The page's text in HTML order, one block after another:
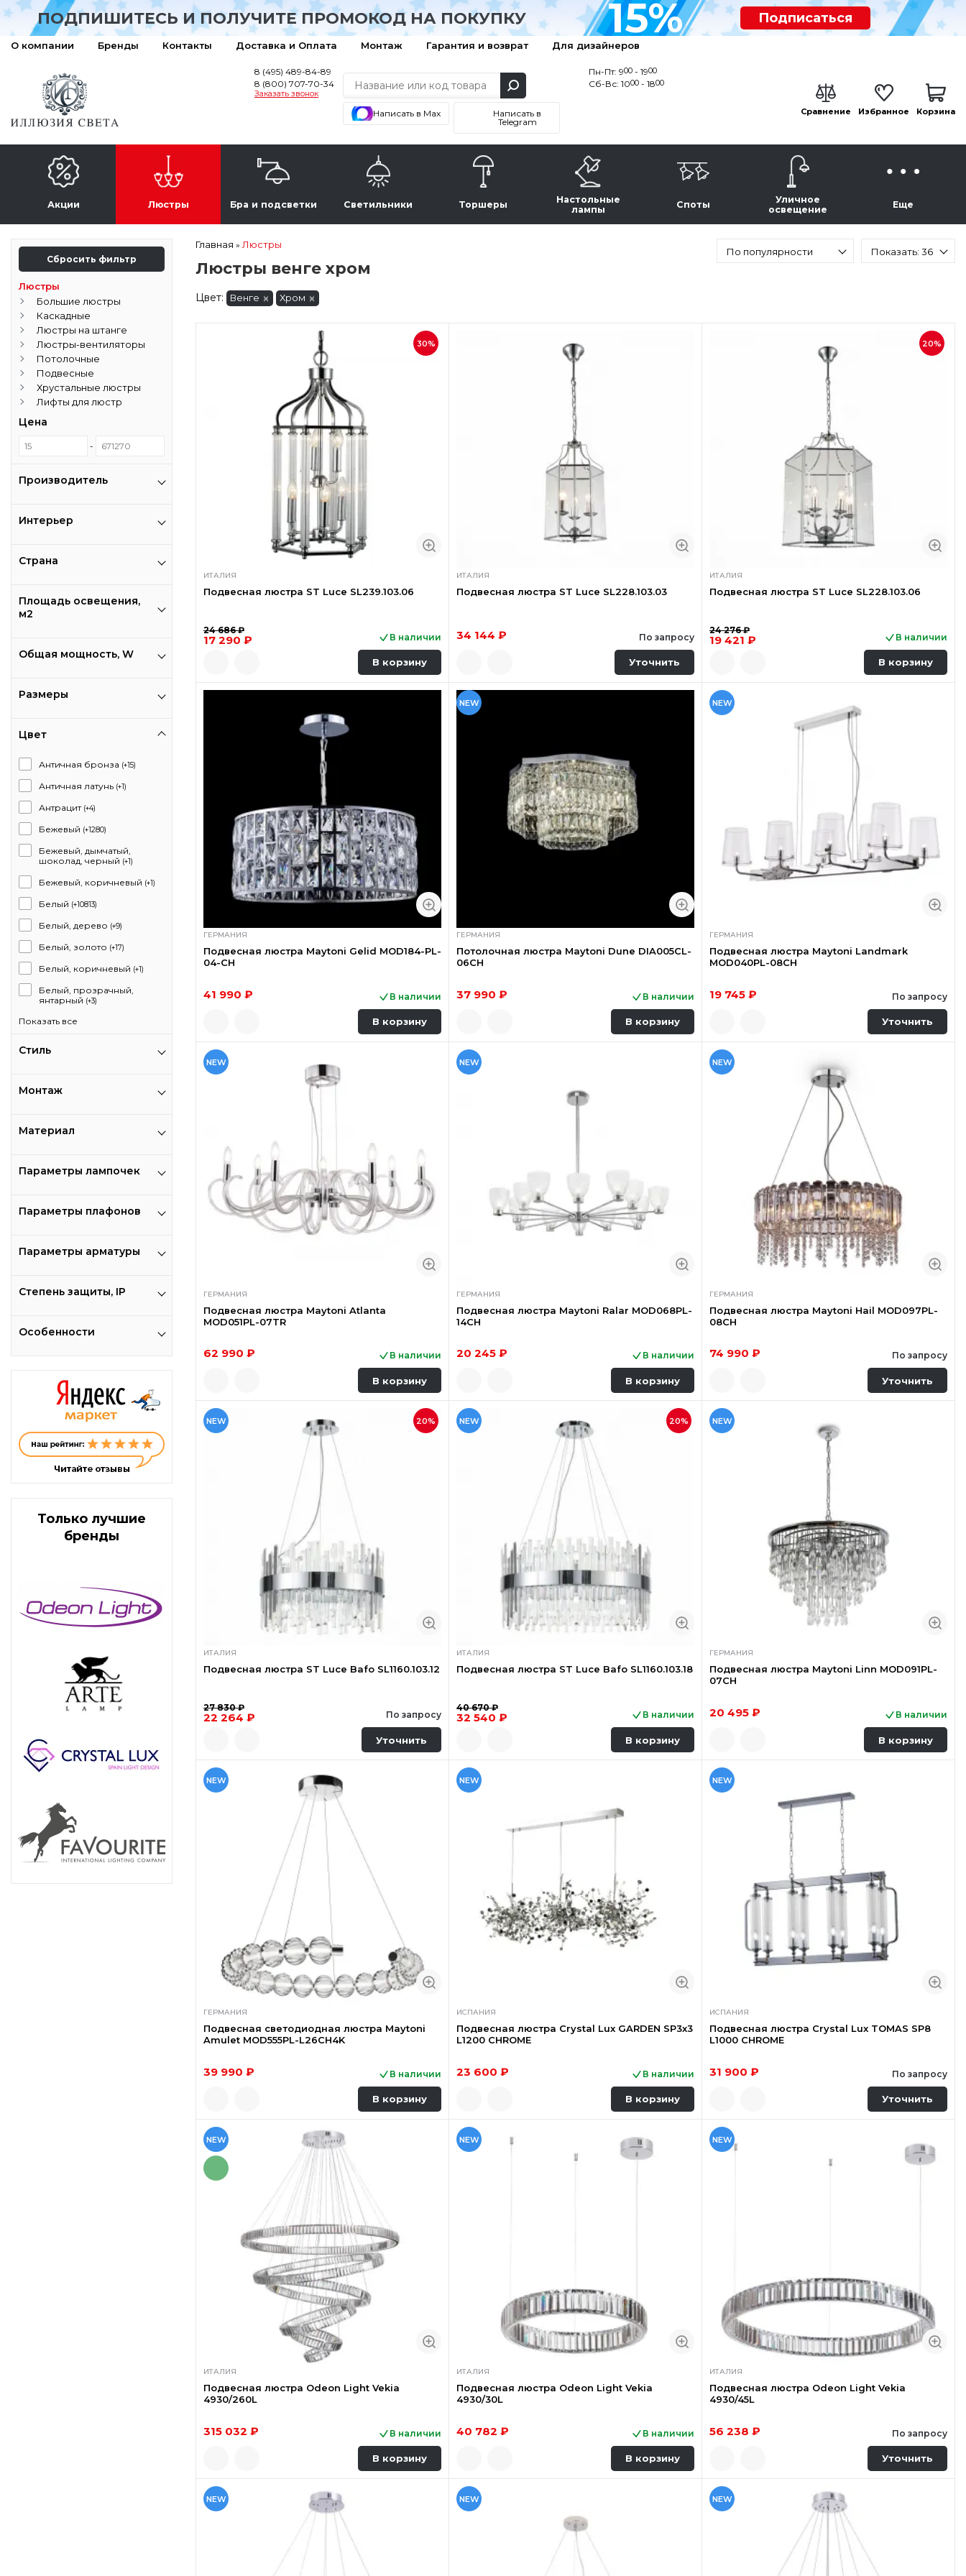
ПОДПИШИТЕСЬ И ПОЛУЧИТЕ ПРОМОКОД НА ПОКУПКУ 15% Подписаться
О компании Бренды Контакты Доставка и Оплата Монтаж Гарантия и возврат Для дизайнеров
8 (495) 489-84-89
8 (800) 707-70-34
Заказать звонок
Написать в Max
Написать в
Telegram
Пн-Пт: 900 - 1900
Сб-Вс: 1000 - 1800
Сравнение Избранное Корзина
Акции Люстры Бра и подсветки Светильники Торшеры
Настольные
лампы
Споты
Уличное
освещение
Еще
Сбросить фильтр
Люстры
Большие люстры
Каскадные
Люстры на штанге
Люстры-вентиляторы
Потолочные
Подвесные
Хрустальные люстры
Лифты для люстр
Цена
-
Производитель
Интерьер
Страна
Площадь освещения,
м2
Общая мощность, W
Размеры
Цвет
Античная бронза (+15)
Античная латунь (+1)
Антрацит (+4)
Бежевый (+1280)
Бежевый, дымчатый,
шоколад, черный (+1)
Бежевый, коричневый (+1)
Белый (+10813)
Белый, дерево (+9)
Белый, золото (+17)
Белый, коричневый (+1)
Белый, прозрачный,
янтарный (+3)
Показать все
Стиль
Монтаж
Материал
Параметры лампочек
Параметры плафонов
Параметры арматуры
Степень защиты, IP
Особенности
Только лучшие
бренды
Главная »Люстры
Люстры венге хром
По популярности Показать: 36
Цвет: Венге Хром
30%
ИТАЛИЯ
Подвесная люстра ST Luce SL239.103.06
24 686 ₽
17 290 ₽ В наличии
В корзину
ИТАЛИЯ
Подвесная люстра ST Luce SL228.103.03
34 144 ₽ По запросу
Уточнить
20%
ИТАЛИЯ
Подвесная люстра ST Luce SL228.103.06
24 276 ₽
19 421 ₽ В наличии
В корзину
ГЕРМАНИЯ
Подвесная люстра Maytoni Gelid MOD184-PL-
04-CH
41 990 ₽ В наличии
В корзину
NEW
ГЕРМАНИЯ
Потолочная люстра Maytoni Dune DIA005CL-
06CH
37 990 ₽ В наличии
В корзину
NEW
ГЕРМАНИЯ
Подвесная люстра Maytoni Landmark
MOD040PL-08CH
19 745 ₽ По запросу
Уточнить
NEW
ГЕРМАНИЯ
Подвесная люстра Maytoni Atlanta
MOD051PL-07TR
62 990 ₽ В наличии
В корзину
NEW
ГЕРМАНИЯ
Подвесная люстра Maytoni Ralar MOD068PL-
14CH
20 245 ₽ В наличии
В корзину
NEW
ГЕРМАНИЯ
Подвесная люстра Maytoni Hail MOD097PL-
08CH
74 990 ₽ По запросу
Уточнить
NEW 20%
ИТАЛИЯ
Подвесная люстра ST Luce Bafo SL1160.103.12
27 830 ₽
22 264 ₽ По запросу
Уточнить
NEW 20%
ИТАЛИЯ
Подвесная люстра ST Luce Bafo SL1160.103.18
40 670 ₽
32 540 ₽ В наличии
В корзину
NEW
ГЕРМАНИЯ
Подвесная люстра Maytoni Linn MOD091PL-
07CH
20 495 ₽ В наличии
В корзину
NEW
ГЕРМАНИЯ
Подвесная светодиодная люстра Maytoni
Amulet MOD555PL-L26CH4K
39 990 ₽ В наличии
В корзину
NEW
ИСПАНИЯ
Подвесная люстра Crystal Lux GARDEN SP3х3
L1200 CHROME
23 600 ₽ В наличии
В корзину
NEW
ИСПАНИЯ
Подвесная люстра Crystal Lux TOMAS SP8
L1000 CHROME
31 900 ₽ По запросу
Уточнить
NEW
ИТАЛИЯ
Подвесная люстра Odeon Light Vekia
4930/260L
315 032 ₽ В наличии
В корзину
NEW
ИТАЛИЯ
Подвесная люстра Odeon Light Vekia
4930/30L
40 782 ₽ В наличии
В корзину
NEW
ИТАЛИЯ
Подвесная люстра Odeon Light Vekia
4930/45L
56 238 ₽ По запросу
Уточнить
NEW NEW NEW